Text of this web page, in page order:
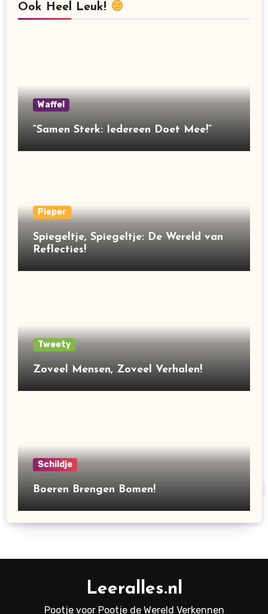
Ook Heel Leuk!
Waffel
“Samen Sterk: Iedereen Doet Mee!”
Pieper
Spiegeltje, Spiegeltje: De Wereld van
Reflecties!
Tweety
Zoveel Mensen, Zoveel Verhalen!
Schildje
Boeren Brengen Bomen!
Leeralles.nl
Pootje voor Pootje de Wereld Verkennen